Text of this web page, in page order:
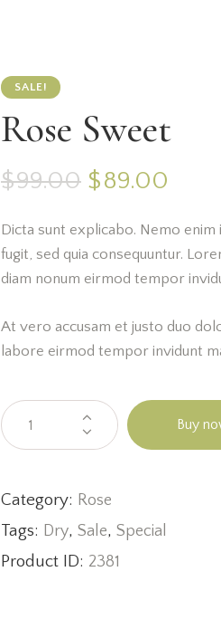
SALE!
Rose Sweet
$99.00 $89.00
Dicta sunt explicabo. Nemo
fugit, sed quia consequuntur.
diam nonum eirmod tempor
At vero accusam et justo duo
labore eirmod tempor invidunt
Buy
Category: Rose
Tags: Dry, Sale, Special
Product ID: 2381